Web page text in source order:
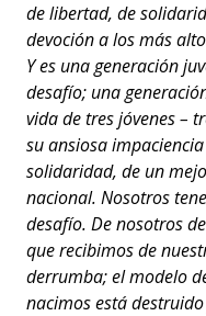
de libertad, de
devoción a los más
Y es una generación
desafío; una
vida de tres jóvenes –
su ansiosa
solidaridad, de un
nacional. Nosotros
desafío. De nosotros
que recibimos de
derrumba; el modelo
nacimos está